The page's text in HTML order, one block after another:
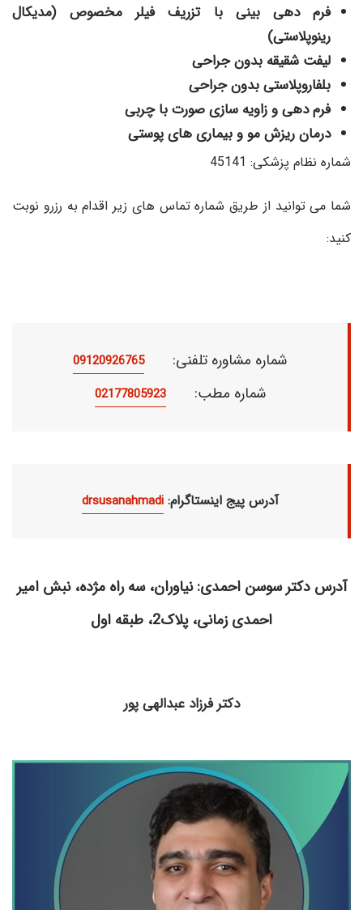
فرم دهی بینی با تزریف فیلر مخصوص (مدیکال
رینوپلاستی)
لیفت شقیقه بدون جراحی
بلفاروپلاستی بدون جراحی
فرم دهی و زاویه سازی صورت با چربی
درمان ریزش مو و بیماری های پوستی
شماره نظام پزشکی: 45141
شما می توانید از طریق شماره تماس های زیر اقدام به رزرو نوبت
کنید:
شماره مشاوره تلفنی:09120926765
شماره مطب:02177805923
drsusanahmadi :آدرس پیج اینستاگرام
آدرس دکتر سوسن احمدی:نیاوران، سه راه مژده، نبش امیر
احمدی زمانی، پلاک2، طبقه اول
دکتر فرزاد عبدالهی پور